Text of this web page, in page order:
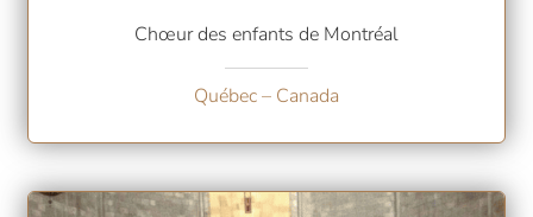
Chœur des enfants de Montréal
Québec – Canada